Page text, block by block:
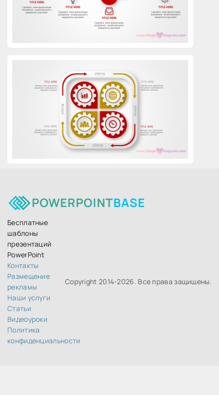
POWERPOINTBASE
Бесплатные
шаблоны
презентаций
PowerPoint
Контакты
Размещение
рекламы
Наши услуги
Статьи
Видеоуроки
Политика
конфиденциальности
Copyright 2014-2026. Все права защищены.